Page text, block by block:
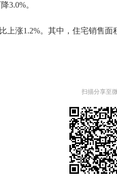
3.0%。
上涨1.2%。其中，住宅销售
扫描分享至